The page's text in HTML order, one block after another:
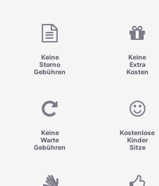
Keine
Storno
Gebühren
Keine
Extra
Kosten
Keine
Warte
Gebühren
Kostenlose
Kinder
Sitze